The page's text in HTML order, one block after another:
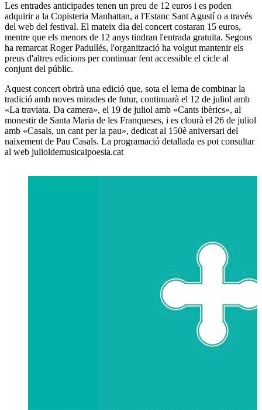
Les entrades anticipades tenen un preu de 12 euros i es poden
adquirir a la Copisteria Manhattan, a l'Estanc Sant Agustí o a través
del web del festival. El mateix dia del concert costaran 15 euros,
mentre que els menors de 12 anys tindran l'entrada gratuïta. Segons
ha remarcat Roger Padullés, l'organització ha volgut mantenir els
preus d'altres edicions per continuar fent accessible el cicle al
conjunt del públic.
Aquest concert obrirà una edició que, sota el lema de combinar la
tradició amb noves mirades de futur, continuarà el 12 de juliol amb
«La traviata. Da camera», el 19 de juliol amb «Cants ibèrics», al
monestir de Santa Maria de les Franqueses, i es clourà el 26 de juliol
amb «Casals, un cant per la pau», dedicat al 150è aniversari del
naixement de Pau Casals. La programació detallada es pot consultar
al web julioldemusicaipoesia.cat